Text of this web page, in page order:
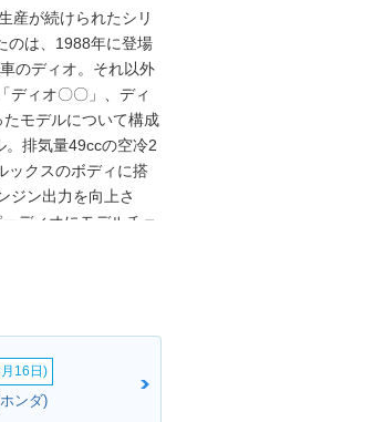
産が続けられたシリ
のは、1988年に登場
のディオ。それ以外
ディオ〇〇」、ディ
モデルについて構成
。排気量49ccの空冷2
ックスのボディに搭
ジン出力を向上さ
ディオにモデルチェ
と同じ強制空冷式
を搭載した。2008
ンナップされた。
16日)
ンダ)